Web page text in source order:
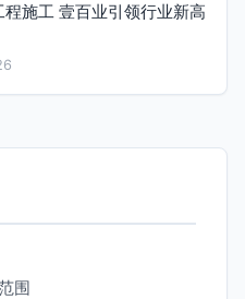
施工 壹百业引领行业新高
围